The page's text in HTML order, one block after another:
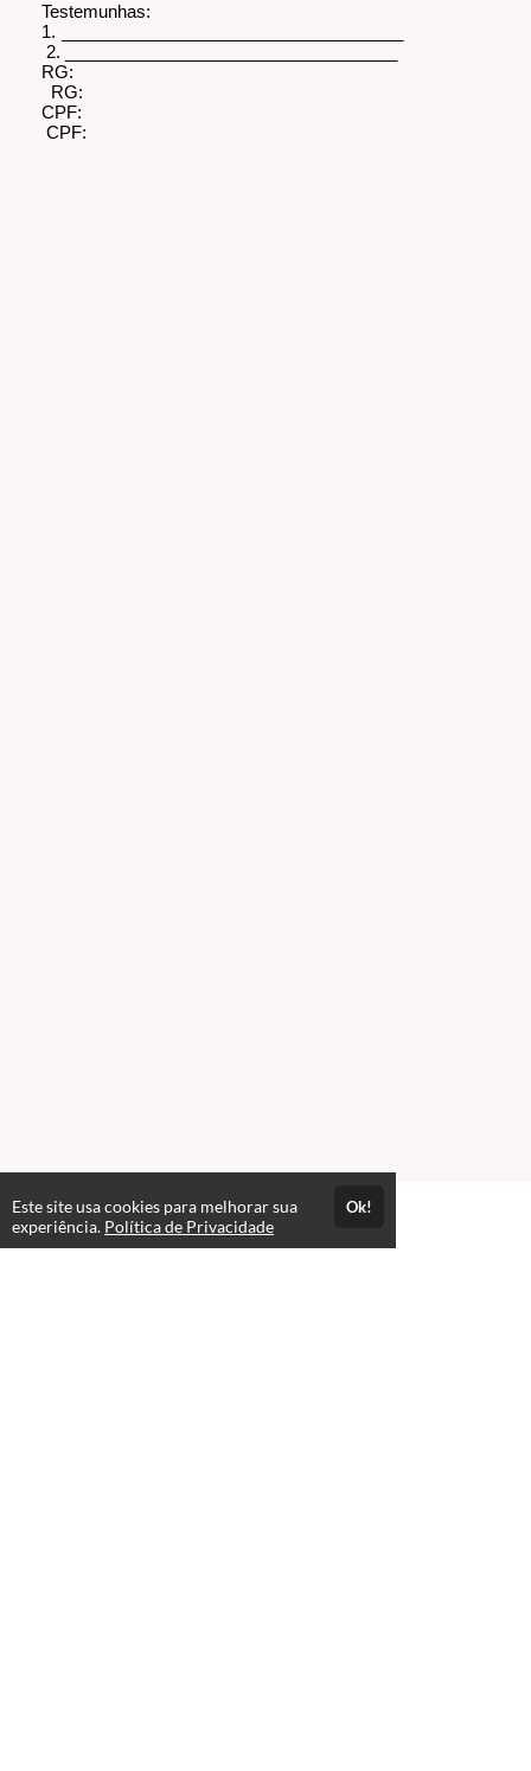
Testemunhas:
1. ____________________________________
2. ___________________________________
RG:
RG:
CPF:
CPF:
Atendimento
Este site usa cookies para melhorar sua
experiência. Política de Privacidade
Ok!